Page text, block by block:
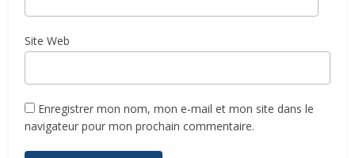
Site Web
Enregistrer mon nom, mon e-mail et mon site dans le
navigateur pour mon prochain commentaire.